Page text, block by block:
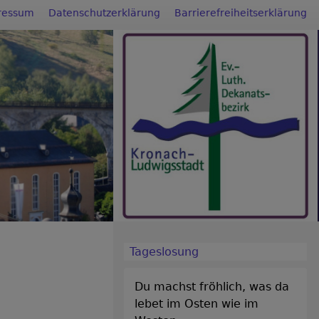
Datenschutzerklärung Barrierefreiheitserklärung
Tageslosung
Du machst fröhlich, was da
lebet im Osten wie im